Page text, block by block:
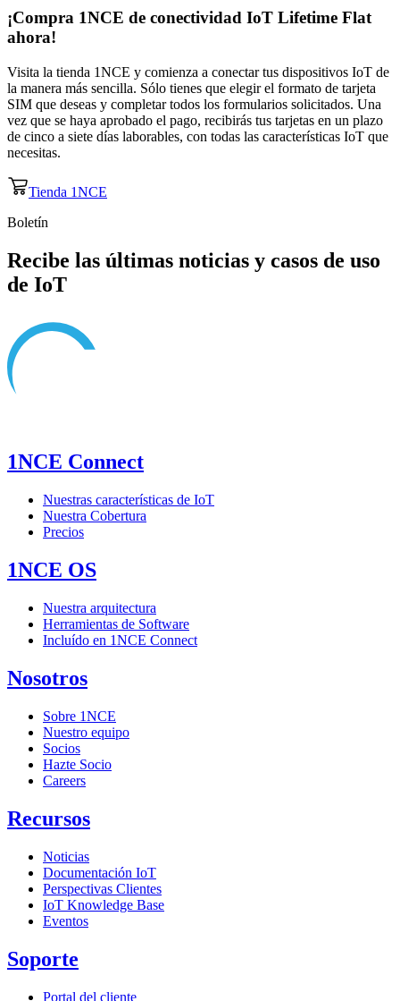
¡Compra 1NCE de conectividad IoT Lifetime Flat
ahora!
Visita la tienda 1NCE y comienza a conectar tus dispositivos IoT de
la manera más sencilla. Sólo tienes que elegir el formato de tarjeta
SIM que deseas y completar todos los formularios solicitados. Una
vez que se haya aprobado el pago, recibirás tus tarjetas en un plazo
de cinco a siete días laborables, con todas las características IoT que
necesitas.
Tienda 1NCE
Boletín
Recibe las últimas noticias y casos de uso
de IoT
1NCE Connect
Nuestras características de IoT
Nuestra Cobertura
Precios
1NCE OS
Nuestra arquitectura
Herramientas de Software
Incluído en 1NCE Connect
Nosotros
Sobre 1NCE
Nuestro equipo
Socios
Hazte Socio
Careers
Recursos
Noticias
Documentación IoT
Perspectivas Clientes
IoT Knowledge Base
Eventos
Soporte
Portal del cliente